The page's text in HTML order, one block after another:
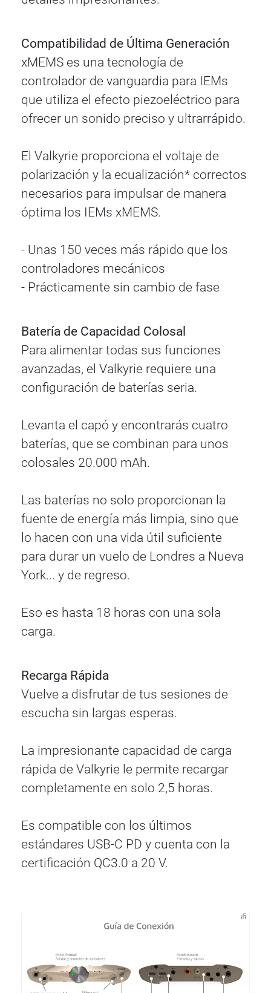
Compatibilidad de Última Generación
xMEMS es una tecnología de
controlador de vanguardia para IEMs
que utiliza el efecto piezoeléctrico para
ofrecer un sonido preciso y ultrarrápido.
El Valkyrie proporciona el voltaje de
polarización y la ecualización* correctos
necesarios para impulsar de manera
óptima los IEMs xMEMS.
- Unas 150 veces más rápido que los
controladores mecánicos
- Prácticamente sin cambio de fase
Batería de Capacidad Colosal
Para alimentar todas sus funciones
avanzadas, el Valkyrie requiere una
configuración de baterías seria.
Levanta el capó y encontrarás cuatro
baterías, que se combinan para unos
colosales 20.000 mAh.
Las baterías no solo proporcionan la
fuente de energía más limpia, sino que
lo hacen con una vida útil suficiente
para durar un vuelo de Londres a Nueva
York... y de regreso.
Eso es hasta 18 horas con una sola
carga.
Recarga Rápida
Vuelve a disfrutar de tus sesiones de
escucha sin largas esperas.
La impresionante capacidad de carga
rápida de Valkyrie le permite recargar
completamente en solo 2,5 horas.
Es compatible con los últimos
estándares USB-C PD y cuenta con la
certificación QC3.0 a 20 V.